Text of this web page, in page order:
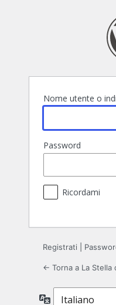
Nome utente o
Password
Ricordami
Registrati
← Torna a La Stella
Lingua